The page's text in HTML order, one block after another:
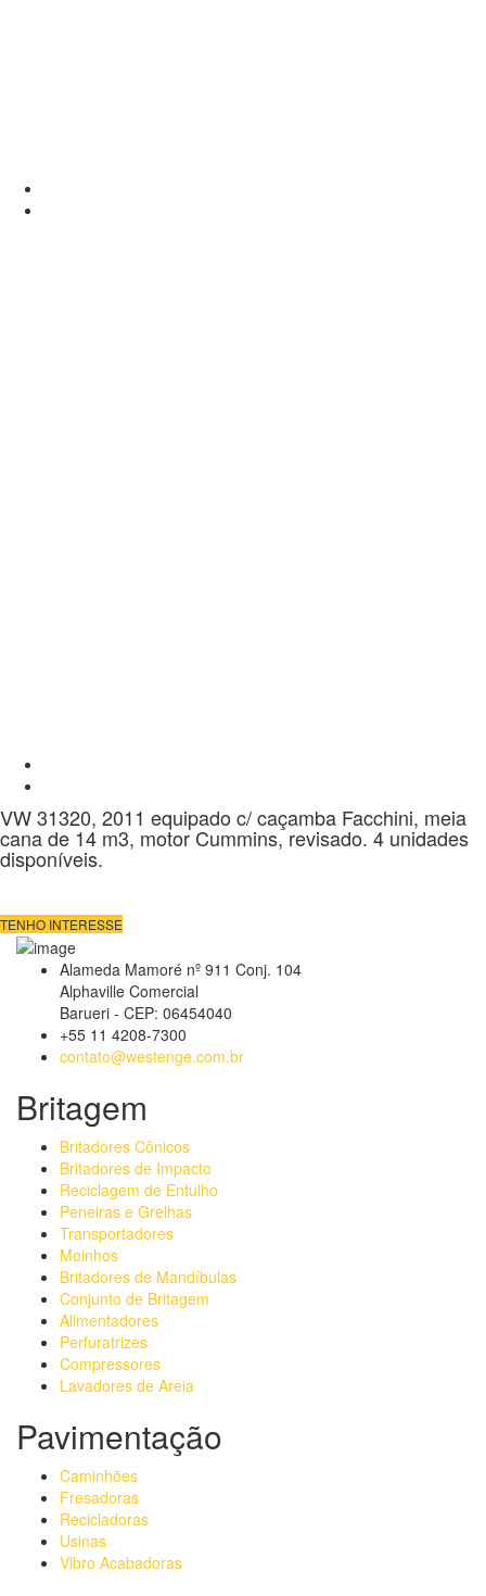
VW 31320, 2011 equipado c/ caçamba Facchini, meia
cana de 14 m3, motor Cummins, revisado. 4 unidades
disponíveis.
TENHO INTERESSE
Alameda Mamoré nº 911 Conj. 104
Alphaville Comercial
Barueri - CEP: 06454040
+55 11 4208-7300
contato@westenge.com.br
Britagem
Britadores Cônicos
Britadores de Impacto
Reciclagem de Entulho
Peneiras e Grelhas
Transportadores
Moinhos
Britadores de Mandíbulas
Conjunto de Britagem
Alimentadores
Perfuratrizes
Compressores
Lavadores de Areia
Pavimentação
Caminhões
Fresadoras
Recicladoras
Usinas
Vibro Acabadoras